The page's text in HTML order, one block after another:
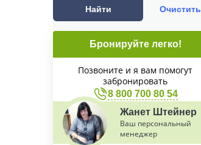
Найти Очистить
Бронируйте легко!
Позвоните и я вам помогут
забронировать
8 800 700 80 54
Жанет Штейнер
Ваш персональный
менеджер